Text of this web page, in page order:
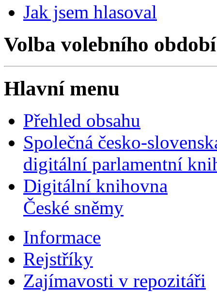
Jak jsem hlasoval
Volba volebního období
Hlavní menu
Přehled obsahu
Společná česko-
digitální parlamentní
Digitální knihovna
České sněmy
Informace
Rejstříky
Zajímavosti v repozitáři